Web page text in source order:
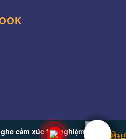
cảm xúc trải nghiệm từ Vinh